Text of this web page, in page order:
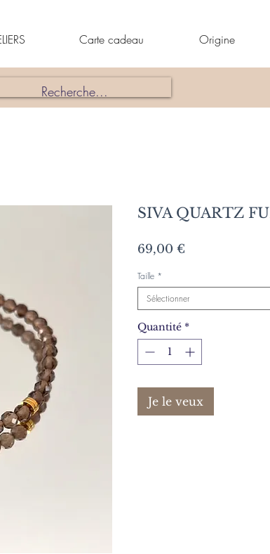
Carte cadeau Origine
SIVA QUARTZ
69,00 €
Taille *
Sélectionner
Quantité *
Je le veux